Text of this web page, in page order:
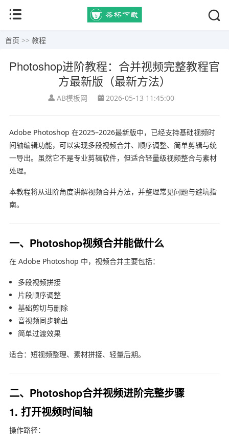
首页 >> 教程
Photoshop进阶教程：合并视频完整教程官
方最新版（最新方法）
AB模板网 2026-05-13 11:45:00
Adobe Photoshop 在2025–2026最新版中，已经支持基础视频时
间轴编辑功能，可以实现多段视频合并、顺序调整、简单剪辑与统
一导出。虽然它不是专业剪辑软件，但适合轻量级视频整合与素材
处理。
本教程将从进阶角度讲解视频合并方法，并整理常见问题与避坑指
南。
一、Photoshop视频合并能做什么
在 Adobe Photoshop 中，视频合并主要包括：
多段视频拼接
片段顺序调整
基础剪切与删除
音视频同步输出
简单过渡效果
适合：短视频整理、素材拼接、轻量后期。
二、Photoshop合并视频进阶完整步骤
1. 打开视频时间轴
操作路径：